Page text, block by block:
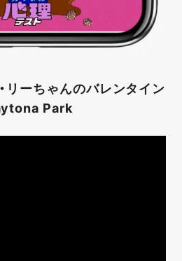
リーちゃんのバレンタイン
Park